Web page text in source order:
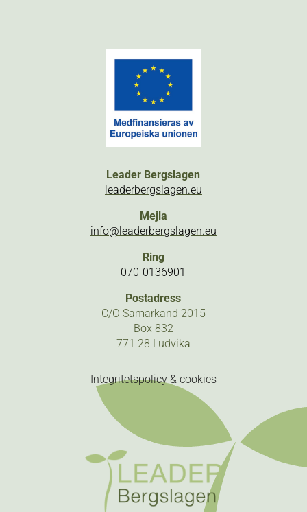
Leader Bergslagen
leaderbergslagen.eu
Mejla
info@leaderbergslagen.eu
Ring
070-0136901
Postadress
C/O Samarkand 2015
Box 832
771 28 Ludvika
Integritetspolicy & cookies